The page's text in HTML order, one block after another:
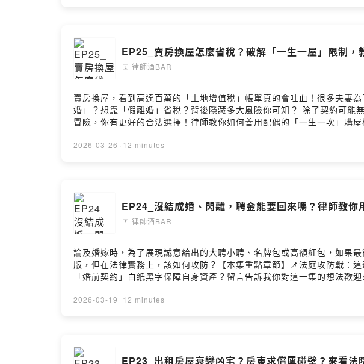
EP25_賣房換屋怎麼省稅？破解「一生一屋」限制，
🄴 律師酒BAR
賣房換屋，看到高達百萬的「土地增值稅」帳單真的會吐血！很多夫妻
婚」？想靠「假離婚」省稅？背後隱藏多大風險你可知？ 除了契約可
冒險，你有更好的合法選擇！律師教你如何善用配偶的「一生一次」購
歡迎來信與我們聯繫：lawyerbartalks@gmail.com楊繼証 Ray律師
2026-03-26 · 12 minutes
EP24_沒結成婚、閃離，聘金能要回來嗎？律師教你
🄴 律師酒BAR
論及婚嫁時，為了展現誠意給出的大聘小聘、名牌包或高額紅包，如果
版，但在法律實務上，該如何攻防？【本集重點章節】📌法庭攻防戰：
「婚前契約」白紙黑字保障自身資產？留言告訴我你對這一集的想法
https://reurl.cc/VWq615Powered by Firstory Hosting
2026-03-19 · 12 minutes
EP23_出租房屋衰變凶宅？房東求償屢碰壁？來看法